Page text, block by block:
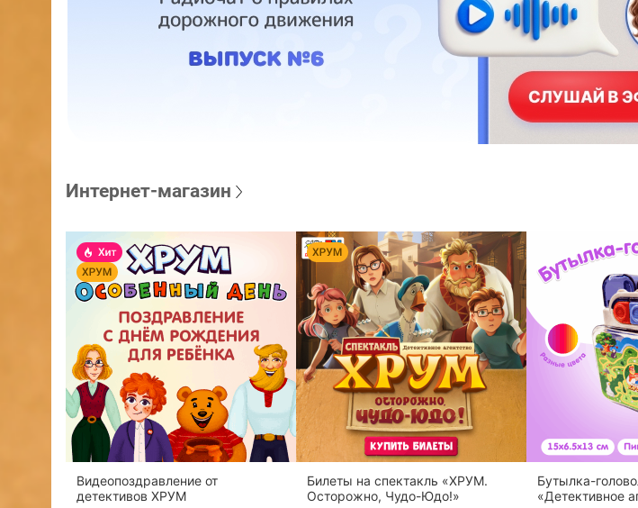
Интернет-магазин
Видеопоздравление от
детективов ХРУМ
Билеты на спектакль «ХРУМ.
Осторожно, Чудо-Юдо!»
Бутылка-
«Детективное